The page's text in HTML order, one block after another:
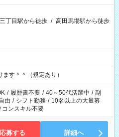
丁目駅から徒歩 / 高田馬場駅から徒歩
す＾＾（規定あり）
/ 履歴書不要 / 40～50代活躍中 / 副
由 / シフト勤務 / 10名以上の大量募
コンスキル不要
応募する 詳細へ